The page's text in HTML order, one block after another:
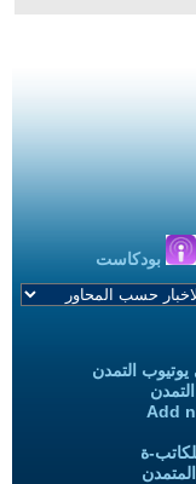
بودكاست
التمدن
Add
ة